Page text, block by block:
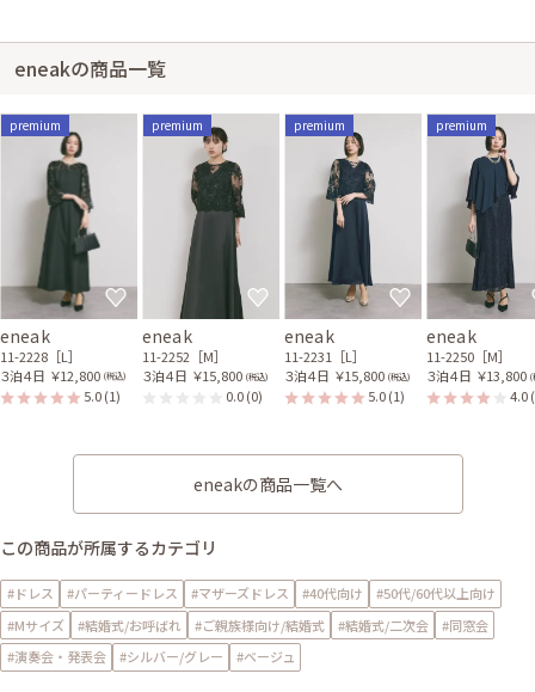
eneakの商品一覧
premium
eneak
11-2228［L］
３泊４日 ￥12,800 (税込)
5.0(1)
premium
eneak
11-2252［M］
３泊４日 ￥15,800 (税込)
0.0(0)
premium
eneak
11-2231［L］
３泊４日 ￥15,800 (税込)
5.0(1)
premium
eneak
11-2250［M］
３泊４日 ￥13,800 (
4.0
eneakの商品一覧へ
この商品が所属するカテゴリ
#ドレス #パーティードレス #マザーズドレス #40代向け
#50代/60代以上向け
#Mサイズ
#結婚式/お呼ばれ #ご親族様向け/結婚式 #結婚式/二次会
#同窓会
#演奏会・発表会
#シルバー/グレー #ベージュ